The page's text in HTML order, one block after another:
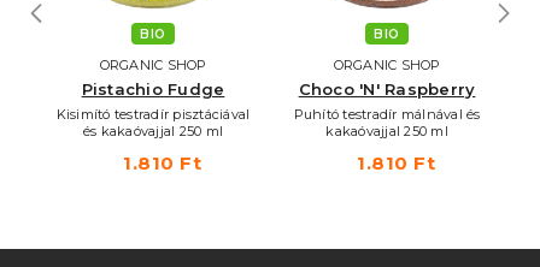
BIO
ORGANIC SHOP
Pistachio Fudge
Kisimító testradír pisztáciával
és kakaóvajjal 250 ml
1.810 Ft
BIO
ORGANIC SHOP
Choco 'N' Raspberry
Puhító testradír málnával és
kakaóvajjal 250 ml
1.810 Ft